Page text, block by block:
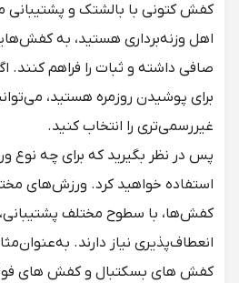
کفش کتونی با بالشتک و پشتیبانی
اهل وزنه‌برداری هستید، به
صافی داشته و ثبات را فراهم کنند.
برای پوشیدن روزمره هستید،
غیررسمی‌تری را انتخاب کنید.
پس در نظر بگیرید که برای چه نوع
استفاده خواهید کرد. ورزش‌های
کفش‌ها، با سطوح مختلف
انعطاف‌پذیری نیاز دارند.
کفش های بسکتبال و کفش های